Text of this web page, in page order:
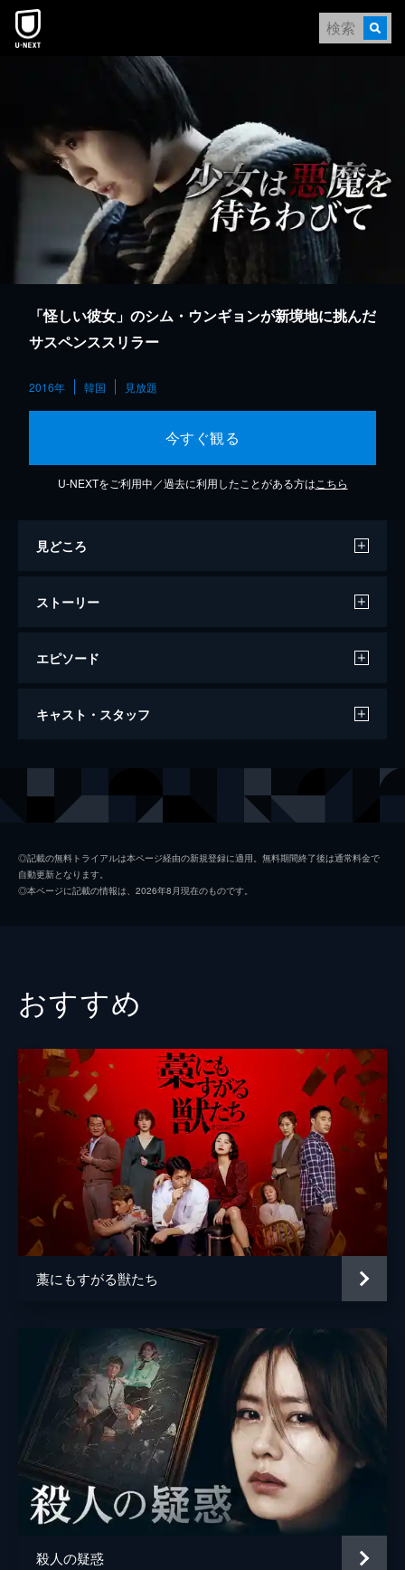
本文へスキップ
「怪しい彼女」のシム・ウンギョンが新境地に挑んだ
サスペンススリラー
2016年 韓国 見放題
今すぐ観る
U-NEXTをご利用中／過去に利用したことがある方は こちら
見どころ
ストーリー
エピソード
少女は悪魔を待ちわびて
キャスト・スタッフ
デヨン ユン・ジェムン
脚本
◎記載の無料トライアルは本ページ経由の新規登録に適用。無料期間終了後は通常料金で
自動更新となります。
◎本ページに記載の情報は、2026年8月現在のものです。
おすすめ
藁にもすがる獣たち
殺人の疑惑